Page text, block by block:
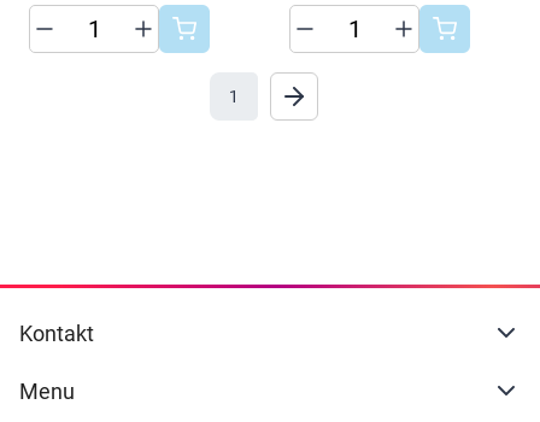
1
Kontakt
Menu